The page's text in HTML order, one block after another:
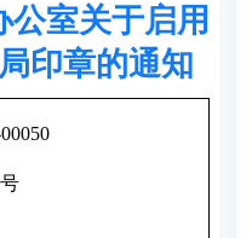
公室关于启用
印章的通知